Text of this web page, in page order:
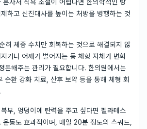
자서 식욕 조절이 어렵다면 한의학적인 방
하고 신진대사를 높이는 처방을 병행하는 것
히 체중 수치만 회복하는 것으로 해결되지 않
거나 어깨가 벌어지는 등 체형 자체가 변화
돈해주는 관리가 필요합니다. 한의원에서는
순환 강화 치료, 산후 보약 등을 통해 체형 회
부, 엉덩이에 탄력을 주고 싶다면 필라테스
운동도 효과적이며, 매일 20분 정도의 스쿼트,